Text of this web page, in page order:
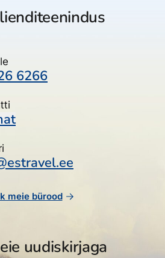
6266
meie bürood
uudiskirjaga